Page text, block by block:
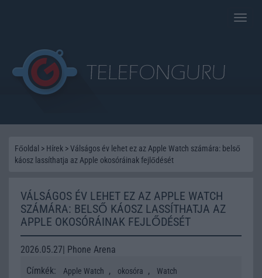
Toggle
Főoldal > Hírek >Válságos év lehet ez az Apple Watch számára: belső
káosz lassíthatja az Apple okosóráinak fejlődését
VÁLSÁGOS ÉV LEHET EZ AZ APPLE WATCH
SZÁMÁRA: BELSŐ KÁOSZ LASSÍTHATJA AZ
APPLE OKOSÓRÁINAK FEJLŐDÉSÉT
2026.05.27| Phone Arena
Címkék:
Apple Watch , okosóra , Watch